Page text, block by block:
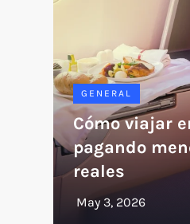
GENERAL
Cómo viajar
pagando
reales